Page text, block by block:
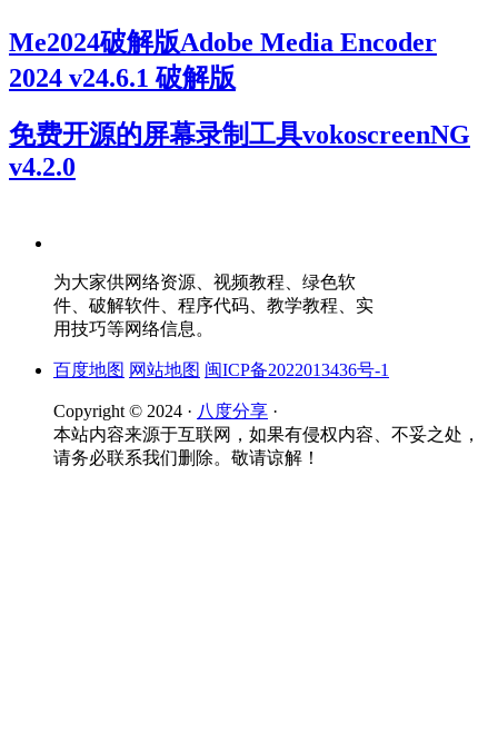
Me2024破解版Adobe Media Encoder
2024 v24.6.1 破解版
免费开源的屏幕录制工具vokoscreenNG
v4.2.0
为大家供网络资源、视频教程、绿色软
件、破解软件、程序代码、教学教程、实
用技巧等网络信息。
百度地图 网站地图 闽ICP备2022013436号-1
Copyright © 2024 · 八度分享 ·
本站内容来源于互联网，如果有侵权内容、不妥之处，
请务必联系我们删除。敬请谅解！